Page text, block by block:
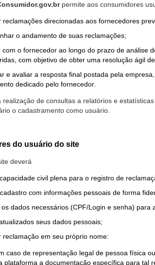
permite aos consumidores
reclamações direcionadas aos fornecedores
o andamento de suas reclamações;
com o fornecedor ao longo do prazo de análise
com objetivo de obter uma resolução ágil
e avaliar a resposta final postada pela
dedicado pelo fornecedor.
realização de consultas a relatórios e
o cadastramento como usuário.
do usuário do site
deverá
civil plena para o registro de
com informações pessoais de forma
dados necessários (CPF/Login e senha) para
seus dados pessoais;
reclamação em seu próprio nome:
caso de representação legal de pessoa física
plataforma a documentação específica para tal